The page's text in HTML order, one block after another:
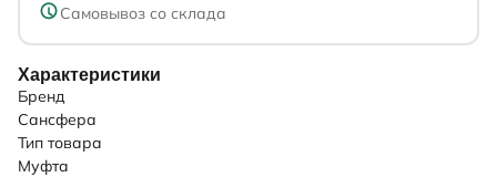
Самовывоз со склада
Характеристики
Бренд
Сансфера
Тип товара
Муфта